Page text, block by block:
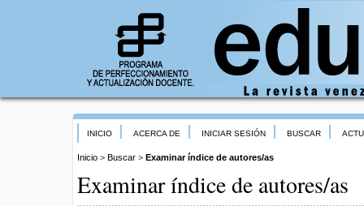
INICIO ACERCA DE INICIAR SESIÓN BUSCAR
Inicio > Buscar > Examinar índice de autores/as
Examinar índice de autores/as